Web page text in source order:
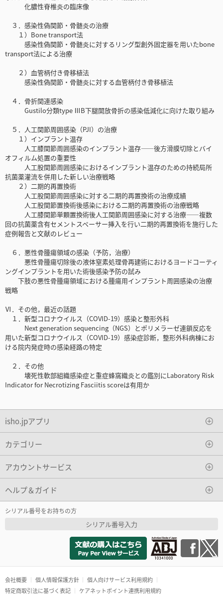
化膿性脊椎炎の臨床像
３．感染性偽関節・骨髄炎の治療
１）Bone transport法
感染性偽関節・骨髄炎に対するリング型創外固定器を用いたbone
transport法による治療
２）血管柄付き骨移植法
感染性偽関節・骨髄炎に対する血管柄付き骨移植法
４．骨折関連感染
Gustilo分類type ⅢB下腿開放骨折の感染低減化に向けた取り組み
５．人工関節周囲感染（PJI）の治療
１）インプラント温存
人工膝関節周囲感染のインプラント温存――後方滑膜切除とバイ
オフィルム処置の重要性
人工股関節周囲感染におけるインプラント温存のための持続局所
抗菌薬灌流を併用した新しい治療戦略
２）二期的再置換術
人工股関節周囲感染に対する二期的再置換術の治療成績
人工股関節置換術後感染における二期的再置換術の治療戦略
人工膝関節単顆置換術後人工関節周囲感染に対する治療――複数
回の抗菌薬含有セメントスペーサー挿入を行い二期的再置換術を施行した
症例報告と文献のレビュー
６．悪性骨腫瘍領域の感染（予防，治療）
悪性骨腫瘍切除後の液体窒素処理骨再建術におけるヨードコーティ
ングインプラントを用いた術後感染予防の試み
下肢の悪性骨腫瘍領域における腫瘍用インプラント周囲感染の治療
戦略
Ⅵ．その他，最近の話題
１．新型コロナウイルス（COVID-19）感染と整形外科
Next generation sequencing（NGS）とポリメラーゼ連鎖反応を
用いた新型コロナウイルス（COVID-19）感染症診断，整形外科病棟にお
ける院内発症時の感染経路の特定
２．その他
壊死性軟部組織感染症と重症蜂窩織炎との鑑別にLaboratory Risk
Indicator for Necrotizing Fasciitis scoreは有用か
isho.jpアプリ
カテゴリー
アカウントサービス
ヘルプ＆ガイド
シリアル番号をお持ちの方
シリアル番号入力
会社概要 個人情報保護方針
個人向けサービス利用規約
特定商取引法に基づく表記
ケアネットポイント連携利用規約